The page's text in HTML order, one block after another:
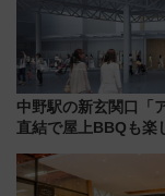
中野駅の新玄関口「
直結で屋上BBQも楽